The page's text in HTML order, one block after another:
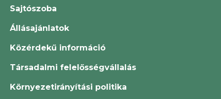
Sajtószoba
Állásajánlatok
Közérdekű információ
Társadalmi felelősségvállalás
Környezetirányítási politika